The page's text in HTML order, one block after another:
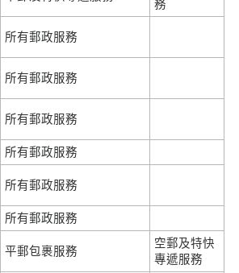
務
所有郵政服務
所有郵政服務
所有郵政服務
所有郵政服務
所有郵政服務
所有郵政服務
平郵包裹服務
空郵及特快
專遞服務